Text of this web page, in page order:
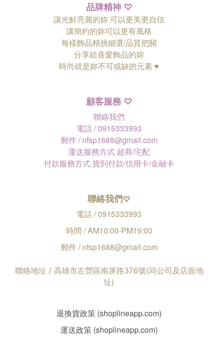
品牌精神 ♡
讓光鮮亮麗的妳 可以更美更自信
讓簡約的妳可以更有風格
每樣飾品精挑細選/品質把關
分享給喜愛飾品的妳
時尚就是妳不可或缺的元素 ♥
顧客服務 ♡
聯絡我們
電話 / 0915333993
郵件 / nfsp1688@gmail.com
運送服務方式 超商/宅配
付款服務方式 貨到付款/信用卡/金融卡
聯絡我們♡
電話 / 0915333993
時間 / AM10:00-PM19:00
郵件 / nfsp1688@gmail.com
聯絡地址 / 高雄市左營區南屏路376號(同公司及店面地
址)
退換貨政策 (shoplineapp.com)
運送政策 (shoplineapp.com)